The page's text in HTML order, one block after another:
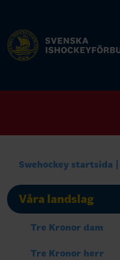
Swehockey startsida
Våra landslag
Tre Kronor dam
Tre Kronor herr